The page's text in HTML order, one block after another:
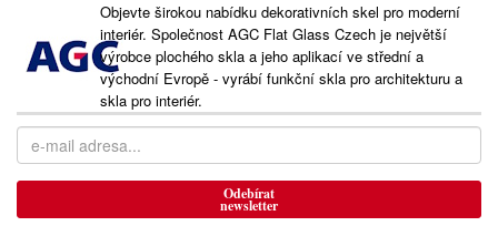
Objevte širokou nabídku dekorativních skel pro moderní
interiér. Společnost AGC Flat Glass Czech je největší
výrobce plochého skla a jeho aplikací ve střední a
východní Evropě - vyrábí funkční skla pro architekturu a
skla pro interiér.
Odebírat
newsletter